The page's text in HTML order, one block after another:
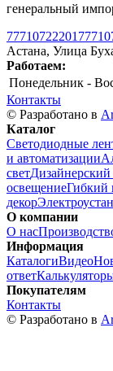
генеральный
77710722201
Астана, Улица
Работаем:
Понедельник -
Контакты
© Разработано в
Каталог
Светодиодные
и автоматизации
светДизайнерский
освещениеГибкий
декор
О компании
О нас
Информация
КаталогиВидео
ответ
Покупателям
Контакты
© Разработано в